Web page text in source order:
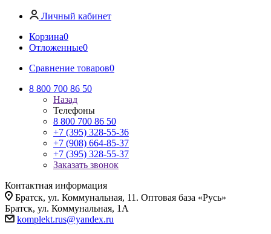
Личный кабинет
Корзина0
Отложенные0
Сравнение товаров0
8 800 700 86 50
Назад
Телефоны
8 800 700 86 50
+7 (395) 328-55-36
+7 (908) 664-85-37
+7 (395) 328-55-37
Заказать звонок
Контактная информация
Братск, ул. Коммунальная, 11. Оптовая база «Русь»
Братск, ул. Коммунальная, 1А
komplekt.rus@yandex.ru